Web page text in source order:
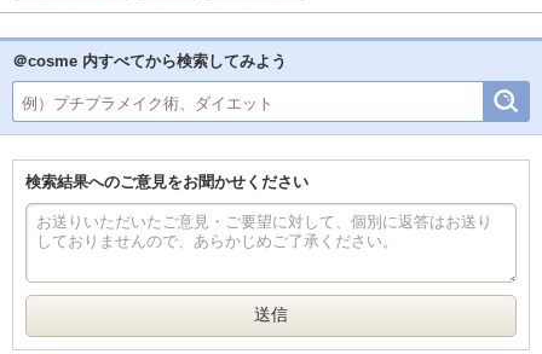
＠cosme 内すべてから検索してみよう
検索結果へのご意見をお聞かせください